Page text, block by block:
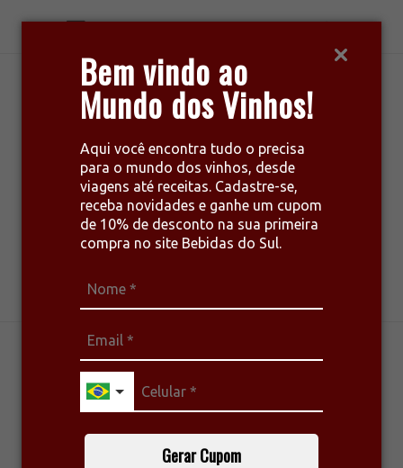
Bem vindo ao
Mundo dos Vinhos!
Aqui você encontra tudo o precisa
para o mundo dos vinhos, desde
viagens até receitas. Cadastre-se,
receba novidades e ganhe um cupom
de 10% de desconto na sua primeira
compra no site Bebidas do Sul.
Gerar Cupom
harmonize seu estilo de vida
DRINKS
MOJITO MÁGICO DE ABACAXI:
27 de fevereiro de 2021